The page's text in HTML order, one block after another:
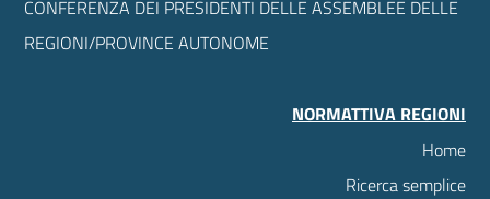
CONFERENZA DEI PRESIDENTI DELLE ASSEMBLEE DELLE
REGIONI/PROVINCE AUTONOME
NORMATTIVA REGIONI
Home
Ricerca semplice